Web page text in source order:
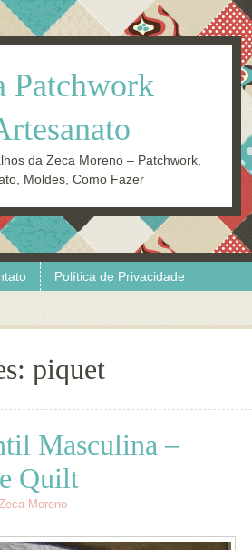
Patchwork
da Zeca Moreno – Patchwork,
Moldes, Como Fazer
Política de Privacidade
piquet
Masculina –
Quilt
Moreno